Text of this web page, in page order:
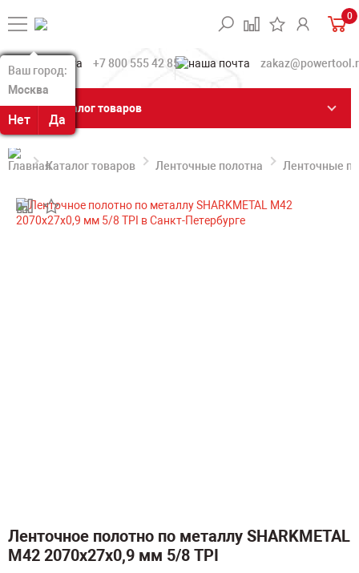
Ваш город:
Москва
Нет Да
Ваш город:
Москва
Нет Да
0
+7 800 555 42 85
Каталог товаров
Каталог товаров Ленточные полотна Ленточные
Ленточное полотно по металлу SHARKMETAL
M42 2070х27х0,9 мм 5/8 TPI